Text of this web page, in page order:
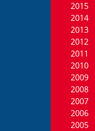
2015
2014
2013
2012
2011
2010
2009
2008
2007
2006
2005